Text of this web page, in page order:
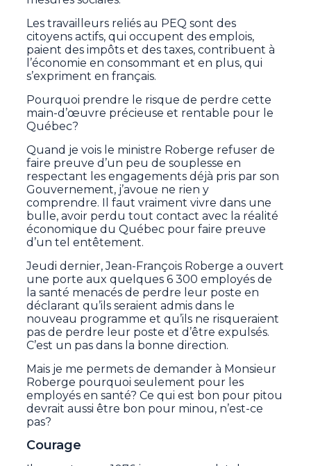
Les travailleurs reliés au PEQ sont des
citoyens actifs, qui occupent des emplois,
paient des impôts et des taxes, contribuent à
l’économie en consommant et en plus, qui
s’expriment en français.
Pourquoi prendre le risque de perdre cette
main-d’œuvre précieuse et rentable pour le
Québec?
Quand je vois le ministre Roberge refuser de
faire preuve d’un peu de souplesse en
respectant les engagements déjà pris par son
Gouvernement, j’avoue ne rien y
comprendre. Il faut vraiment vivre dans une
bulle, avoir perdu tout contact avec la réalité
économique du Québec pour faire preuve
d’un tel entêtement.
Jeudi dernier, Jean-François Roberge a ouvert
une porte aux quelques 6 300 employés de
la santé menacés de perdre leur poste en
déclarant qu’ils seraient admis dans le
nouveau programme et qu’ils ne risqueraient
pas de perdre leur poste et d’être expulsés.
C’est un pas dans la bonne direction.
Mais je me permets de demander à Monsieur
Roberge pourquoi seulement pour les
employés en santé? Ce qui est bon pour pitou
devrait aussi être bon pour minou, n’est-ce
pas?
Courage